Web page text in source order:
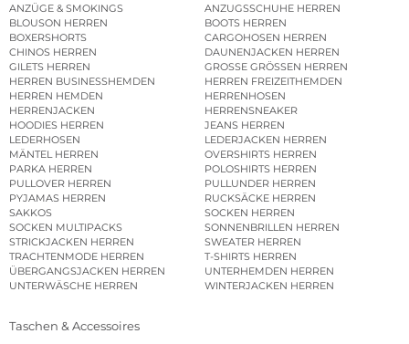
ANZÜGE & SMOKINGS
ANZUGSSCHUHE HERREN
BLOUSON HERREN
BOOTS HERREN
BOXERSHORTS
CARGOHOSEN HERREN
CHINOS HERREN
DAUNENJACKEN HERREN
GILETS HERREN
GROSSE GRÖSSEN HERREN
HERREN BUSINESSHEMDEN
HERREN FREIZEITHEMDEN
HERREN HEMDEN
HERRENHOSEN
HERRENJACKEN
HERRENSNEAKER
HOODIES HERREN
JEANS HERREN
LEDERHOSEN
LEDERJACKEN HERREN
MÄNTEL HERREN
OVERSHIRTS HERREN
PARKA HERREN
POLOSHIRTS HERREN
PULLOVER HERREN
PULLUNDER HERREN
PYJAMAS HERREN
RUCKSÄCKE HERREN
SAKKOS
SOCKEN HERREN
SOCKEN MULTIPACKS
SONNENBRILLEN HERREN
STRICKJACKEN HERREN
SWEATER HERREN
TRACHTENMODE HERREN
T-SHIRTS HERREN
ÜBERGANGSJACKEN HERREN
UNTERHEMDEN HERREN
UNTERWÄSCHE HERREN
WINTERJACKEN HERREN
Taschen & Accessoires